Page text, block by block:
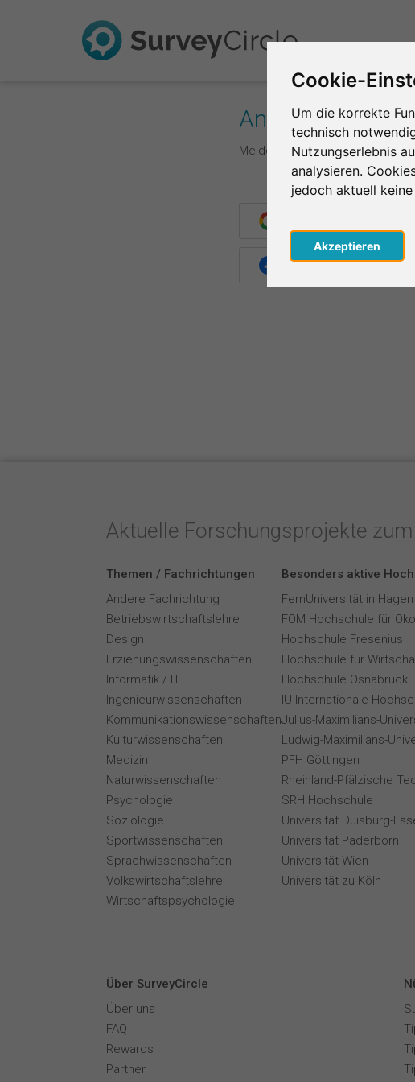
Cookie-
Um die korrekte
technisch
Nutzungserlebnis
analysieren.
jedoch aktuell
Akzeptieren
Anmelden
Melde dich hier mit deinen
Weiter mit Facebook
Aktuelle Forschungsprojekte
Themen / Fachrichtungen
Andere Fachrichtung
Betriebswirtschaftslehre
Design
Erziehungswissenschaften
Informatik / IT
Ingenieurwissenschaften
Kommunikationswissenschaften
Kulturwissenschaften
Medizin
Naturwissenschaften
Psychologie
Soziologie
Sportwissenschaften
Sprachwissenschaften
Volkswirtschaftslehre
Wirtschaftspsychologie
Besonders aktive
FernUniversität in Hagen
FOM Hochschule für
Hochschule Fresenius
Hochschule für
Hochschule Osnabrück
IU Internationale
Julius-Maximilians-
Ludwig-Maximilians-
PFH Göttingen
Rheinland-Pfälzische
SRH Hochschule
Universität Duisburg-
Universität Paderborn
Universität Wien
Universität zu Köln
Über SurveyCircle
Über uns
FAQ
Rewards
Partner